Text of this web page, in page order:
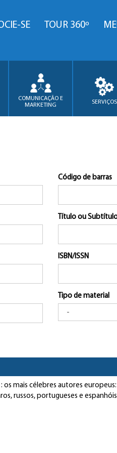
SE TOUR 360º
COMUNICAÇÃO E
MARKETING
SERVIÇOS
Código de barras
Título ou
ISBN/ISSN
Tipo de material
mais célebres autores europeus:
russos, portugueses e espanhóis